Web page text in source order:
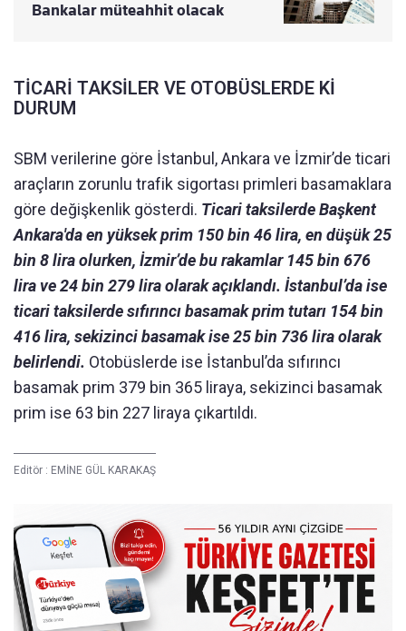
Bankalar müteahhit olacak
TİCARİ TAKSİLER VE OTOBÜSLERDE Kİ
DURUM
SBM verilerine göre İstanbul, Ankara ve İzmir’de ticari
araçların zorunlu trafik sigortası primleri basamaklara
göre değişkenlik gösterdi. Ticari taksilerde Başkent
Ankara'da en yüksek prim 150 bin 46 lira, en düşük 25
bin 8 lira olurken, İzmir’de bu rakamlar 145 bin 676
lira ve 24 bin 279 lira olarak açıklandı. İstanbul’da ise
ticari taksilerde sıfırıncı basamak prim tutarı 154 bin
416 lira, sekizinci basamak ise 25 bin 736 lira olarak
belirlendi. Otobüslerde ise İstanbul’da sıfırıncı
basamak prim 379 bin 365 liraya, sekizinci basamak
prim ise 63 bin 227 liraya çıkartıldı.
Editör : EMİNE GÜL KARAKAŞ